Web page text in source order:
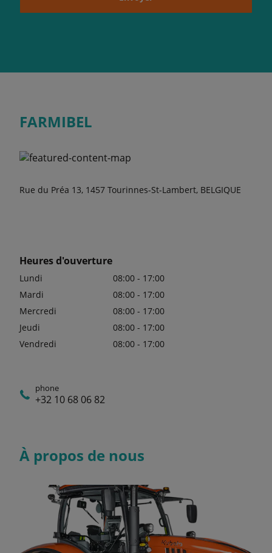
FARMIBEL
Rue du Préa 13, 1457 Tourinnes-St-Lambert, BELGIQUE
Heures d'ouverture
Lundi
08:00 - 17:00
Mardi
08:00 - 17:00
Mercredi
08:00 - 17:00
Jeudi
08:00 - 17:00
Vendredi
08:00 - 17:00
phone
+32 10 68 06 82
À propos de nous